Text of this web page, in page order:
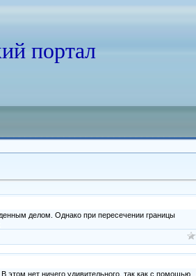
портал
делом. Однако при пересечении границы
нет ничего удивительного, так как с помощью